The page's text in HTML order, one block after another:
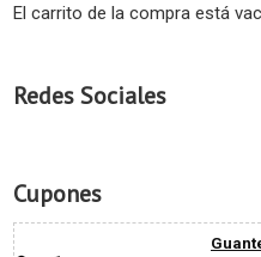
El carrito de la compra está
Redes Sociales
Cupones